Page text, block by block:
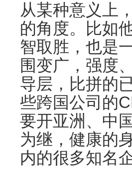
从某种意义上
的角度。比如
智取胜，也是
围变广，强度
导层，比拼的
些跨国公司的
要开亚洲、中
为继，健康的
内的很多知名